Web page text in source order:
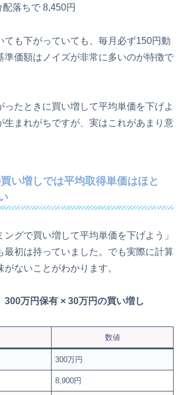
落ちで 8,450円
ても下がっていても、毎月必ず150円動
準価額はノイズが非常に多いのが特徴で
ったときに買い増して平均単価を下げよ
生まれがちですが、実はこれがあまり意
い増しでは平均取得単価はほと
ングで買い増して平均単価を下げよう」
最初は持っていました。でも実際に計算
ないことがわかります。
300万円保有 × 30万円の買い増し
数値
300万円
8,900円